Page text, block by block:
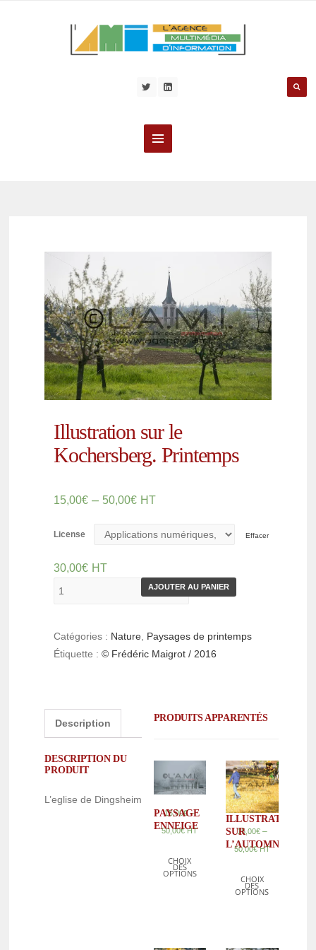
Illustration sur le
Kochersberg. Printemps
15,00€ – 50,00€ HT
License Effacer
30,00€ HT
AJOUTER AU PANIER
Catégories : Nature Paysages de printemps
Étiquette :© Frédéric Maigrot / 2016
Description
DESCRIPTION DU
PRODUIT
L’eglise de Dingsheim
PRODUITS APPARENTÉS
PAYSAGE
ENNEIGE
15,00€–
50,00€ HT
CHOIX
DES
OPTIONS
ILLUSTRATION
SUR
L’AUTOMNE
15,00€–
50,00€ HT
CHOIX
DES
OPTIONS